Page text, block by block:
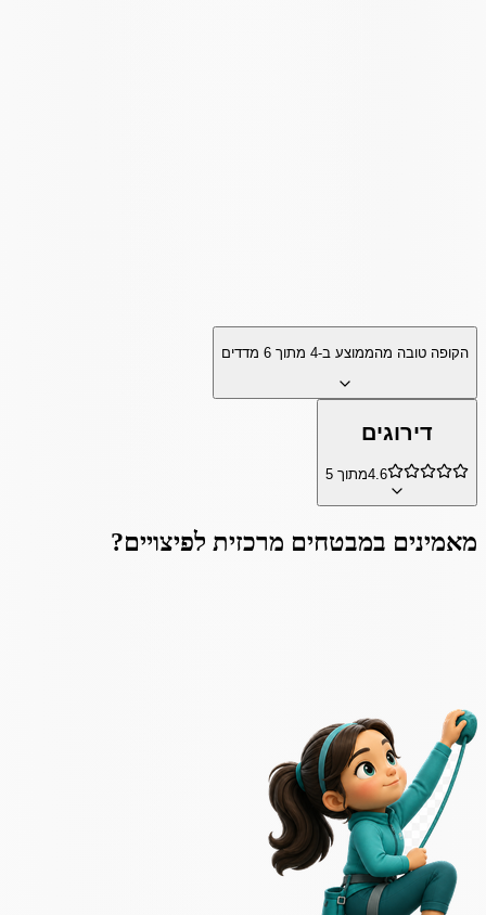
הקופה טובה מהממוצע ב-4 מתוך 6 מדדים
דירוגים
4.6מתוך 5
מאמינים במבטחים מרכזית לפיצויים?